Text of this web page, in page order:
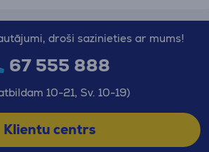
droši sazinieties ar mums!
67 555 888
10-21, Sv. 10-19)
Klientu centrs